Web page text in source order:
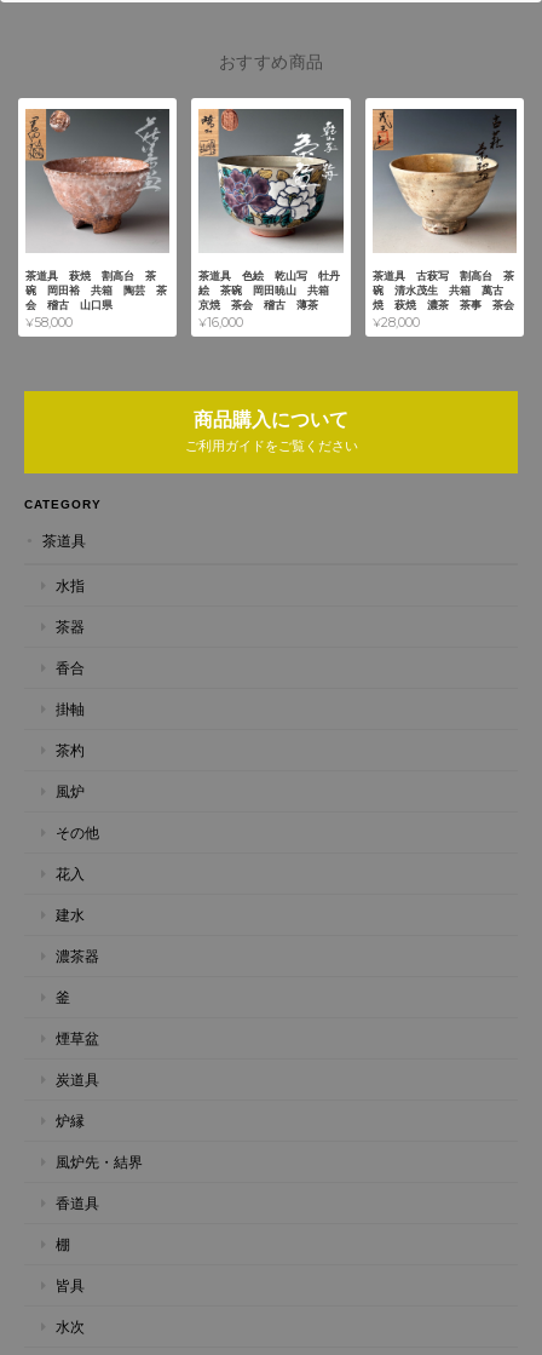
おすすめ商品
茶道具 萩焼 割高台 茶
碗 岡田裕 共箱 陶芸 茶
会 稽古 山口県
¥58,000
茶道具 色絵 乾山写 牡丹
絵 茶碗 岡田暁山 共箱
京焼 茶会 稽古 薄茶
¥16,000
茶道具 古萩写 割高台 茶
碗 清水茂生 共箱 萬古
焼 萩焼 濃茶 茶事 茶会
¥28,000
商品購入について
ご利用ガイドをご覧ください
CATEGORY
茶道具
水指
茶器
香合
掛軸
茶杓
風炉
その他
花入
建水
濃茶器
釜
煙草盆
炭道具
炉縁
風炉先・結界
香道具
棚
皆具
水次